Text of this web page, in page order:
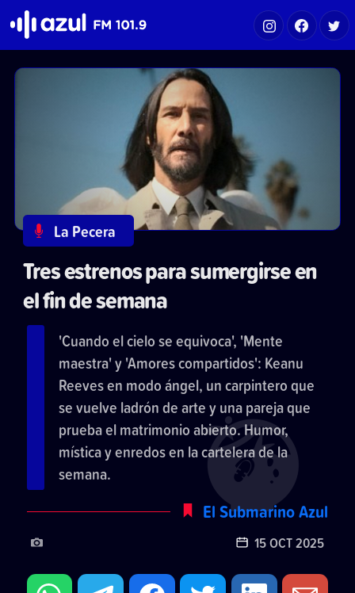
La Pecera
Tres estrenos para sumergirse en
el fin de semana
'Cuando el cielo se equivoca', 'Mente
maestra' y 'Amores compartidos': Keanu
Reeves en modo ángel, un carpintero que
se vuelve ladrón de arte y una pareja que
prueba el matrimonio abierto. Humor,
mística y enredos en la cartelera de la
semana.
El Submarino Azul
15 OCT 2025